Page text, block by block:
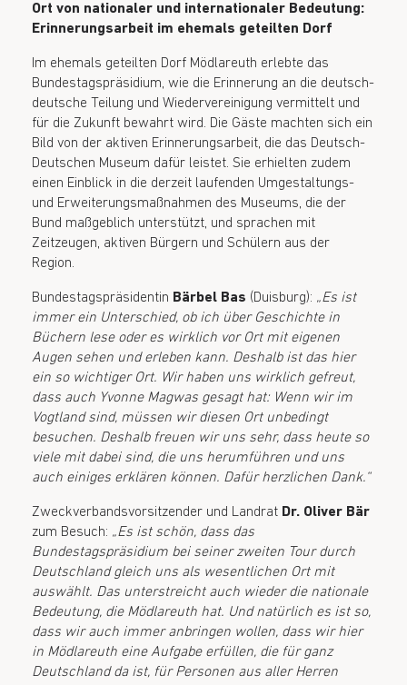
Ort von nationaler und internationaler Bedeutung:
Erinnerungsarbeit im ehemals geteilten Dorf
Im ehemals geteilten Dorf Mödlareuth erlebte das
Bundestagspräsidium, wie die Erinnerung an die deutsch-
deutsche Teilung und Wiedervereinigung vermittelt und
für die Zukunft bewahrt wird. Die Gäste machten sich ein
Bild von der aktiven Erinnerungsarbeit, die das Deutsch-
Deutschen Museum dafür leistet. Sie erhielten zudem
einen Einblick in die derzeit laufenden Umgestaltungs-
und Erweiterungsmaßnahmen des Museums, die der
Bund maßgeblich unterstützt, und sprachen mit
Zeitzeugen, aktiven Bürgern und Schülern aus der
Region.
Bundestagspräsidentin Bärbel Bas (Duisburg): „Es ist
immer ein Unterschied, ob ich über Geschichte in
Büchern lese oder es wirklich vor Ort mit eigenen
Augen sehen und erleben kann. Deshalb ist das hier
ein so wichtiger Ort. Wir haben uns wirklich gefreut,
dass auch Yvonne Magwas gesagt hat: Wenn wir im
Vogtland sind, müssen wir diesen Ort unbedingt
besuchen. Deshalb freuen wir uns sehr, dass heute so
viele mit dabei sind, die uns herumführen und uns
auch einiges erklären können. Dafür herzlichen Dank.“
Zweckverbandsvorsitzender und Landrat Dr. Oliver Bär
zum Besuch: „Es ist schön, dass das
Bundestagspräsidium bei seiner zweiten Tour durch
Deutschland gleich uns als wesentlichen Ort mit
auswählt. Das unterstreicht auch wieder die nationale
Bedeutung, die Mödlareuth hat. Und natürlich es ist so,
dass wir auch immer anbringen wollen, dass wir hier
in Mödlareuth eine Aufgabe erfüllen, die für ganz
Deutschland da ist, für Personen aus aller Herren